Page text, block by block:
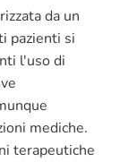
da un
pazienti si
l'uso di
mediche.
terapeutiche